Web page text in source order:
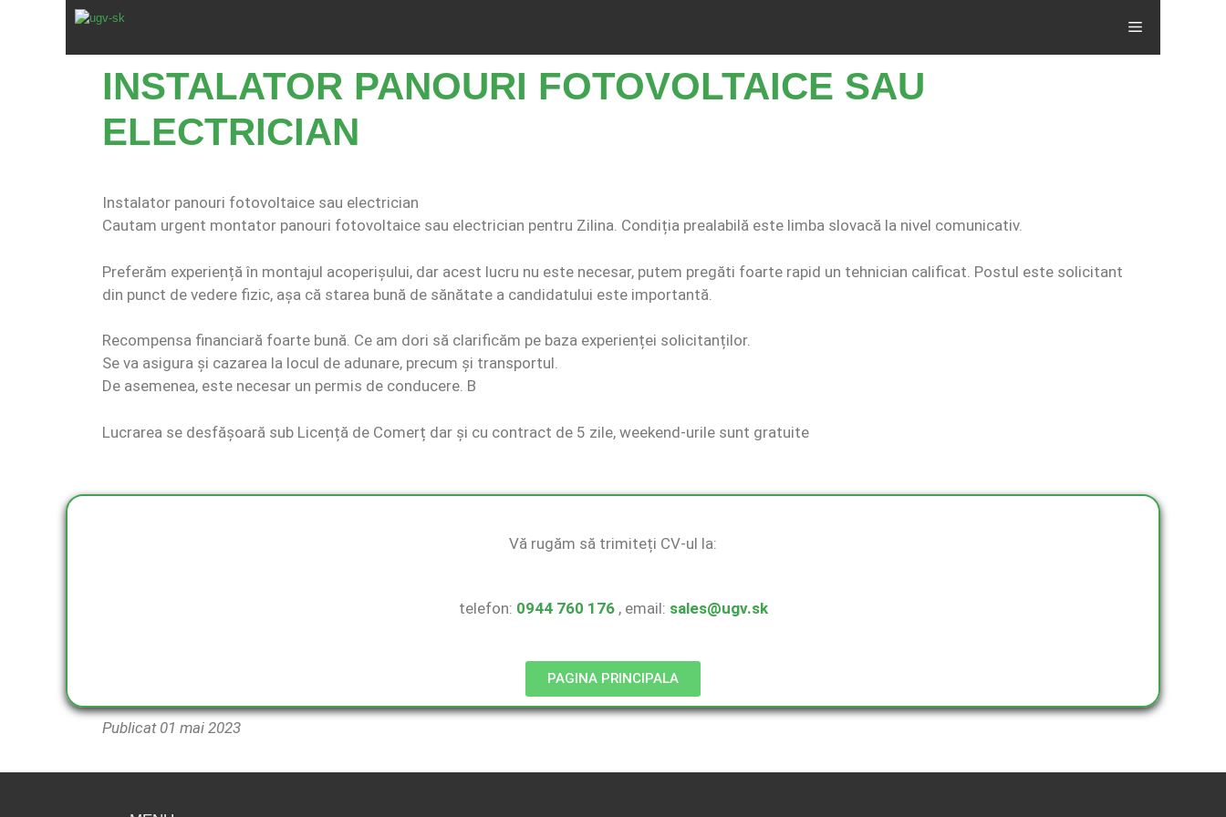
INSTALATOR PANOURI FOTOVOLTAICE SAU
ELECTRICIAN
Instalator panouri fotovoltaice sau electrician
Cautam urgent montator panouri fotovoltaice sau electrician pentru Zilina. Condiția prealabilă este limba slovacă la nivel comunicativ.
Preferăm experiență în montajul acoperișului, dar acest lucru nu este necesar, putem pregăti foarte rapid un tehnician calificat. Postul este solicitant
din punct de vedere fizic, așa că starea bună de sănătate a candidatului este importantă.
Recompensa financiară foarte bună. Ce am dori să clarificăm pe baza experienței solicitanților.
Se va asigura și cazarea la locul de adunare, precum și transportul.
De asemenea, este necesar un permis de conducere. B
Lucrarea se desfășoară sub Licență de Comerț dar și cu contract de 5 zile, weekend-urile sunt gratuite
Vă rugăm să trimiteți CV-ul la:
telefon: 0944 760 176, email: sales@ugv.sk
PAGINA PRINCIPALA
Publicat 01 mai 2023